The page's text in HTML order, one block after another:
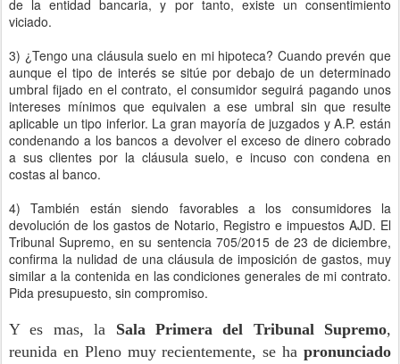
de la entidad bancaria, y por tanto, existe un consentimiento
viciado.
3) ¿Tengo una cláusula suelo en mi hipoteca? Cuando prevén que
aunque el tipo de interés se sitúe por debajo de un determinado
umbral fijado en el contrato, el consumidor seguirá pagando unos
intereses mínimos que equivalen a ese umbral sin que resulte
aplicable un tipo inferior. La gran mayoría de juzgados y A.P. están
condenando a los bancos a devolver el exceso de dinero cobrado
a sus clientes por la cláusula suelo, e incuso con condena en
costas al banco.
4) También están siendo favorables a los consumidores la
devolución de los gastos de Notario, Registro e impuestos AJD. El
Tribunal Supremo, en su sentencia 705/2015 de 23 de diciembre,
confirma la nulidad de una cláusula de imposición de gastos, muy
similar a la contenida en las condiciones generales de mi contrato.
Pida presupuesto, sin compromiso.
Y es mas, la Sala Primera del Tribunal Supremo,
reunida en Pleno muy recientemente, se ha pronunciado